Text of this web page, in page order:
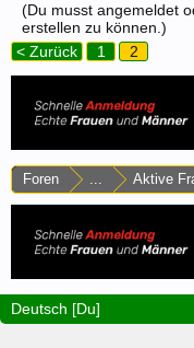
(Du musst angemeldet
erstellen zu können.)
< Zurück
1 2
Foren ... Aktive
Deutsch [Du]